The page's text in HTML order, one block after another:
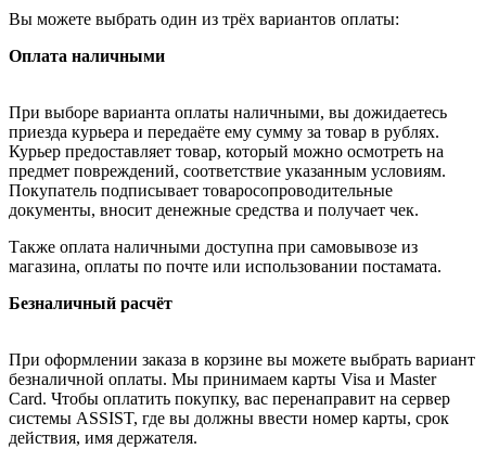
Вы можете выбрать один из трёх вариантов оплаты:
Оплата наличными
При выборе варианта оплаты наличными, вы дожидаетесь
приезда курьера и передаёте ему сумму за товар в рублях.
Курьер предоставляет товар, который можно осмотреть на
предмет повреждений, соответствие указанным условиям.
Покупатель подписывает товаросопроводительные
документы, вносит денежные средства и получает чек.
Также оплата наличными доступна при самовывозе из
магазина, оплаты по почте или использовании постамата.
Безналичный расчёт
При оформлении заказа в корзине вы можете выбрать вариант
безналичной оплаты. Мы принимаем карты Visa и Master
Card. Чтобы оплатить покупку, вас перенаправит на сервер
системы ASSIST, где вы должны ввести номер карты, срок
действия, имя держателя.